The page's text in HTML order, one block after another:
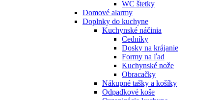
WC štetky
Domové alarmy
Doplnky do kuchyne
Kuchynské náčinia
Cedníky
Dosky na krájanie
Formy na ľad
Kuchynské nože
Obracačky
Nákupné tašky a košíky
Odpadkové koše